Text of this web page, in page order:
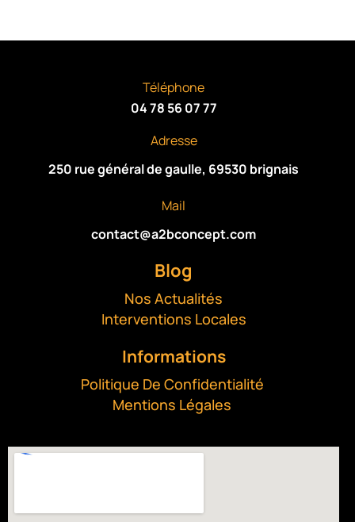
Téléphone
04 78 56 07 77
Adresse
250 rue général de gaulle, 69530 brignais
Mail
contact@a2bconcept.com
Blog
Nos Actualités
Interventions Locales
Informations
Politique De Confidentialité
Mentions Légales